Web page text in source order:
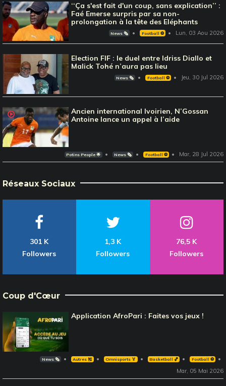
‘‘Ça s'est fait d'un coup, sans explication’’ :
Faé Emerse surpris par sa non-
prolongation à la tête des Eléphants
News 🗞️ Football ⚽️ Lun, 03 Aou 2026
Election FIF : le duel entre Idriss Diallo et
Malick Tohé n’aura pas lieu
News 🗞️ Football ⚽️ Jeu, 30 Jul 2026
Ancien international Ivoirien, N’Gossan
Antoine lance un appel à l’aide
Potins People 🌟 News 🗞️ Football ⚽️ Mar, 28 Jul 2026
Réseaux Sociaux
301 K
Followers
1,3 K
Followers
76,5 K
Followers
Coup d'Cœur
Application AfroPari : Faites vos jeux !
News 🗞️ Autres 🎽 Omnisports 🏅 Basketball 🏀 Football ⚽️
Mar, 05 Mai 2026